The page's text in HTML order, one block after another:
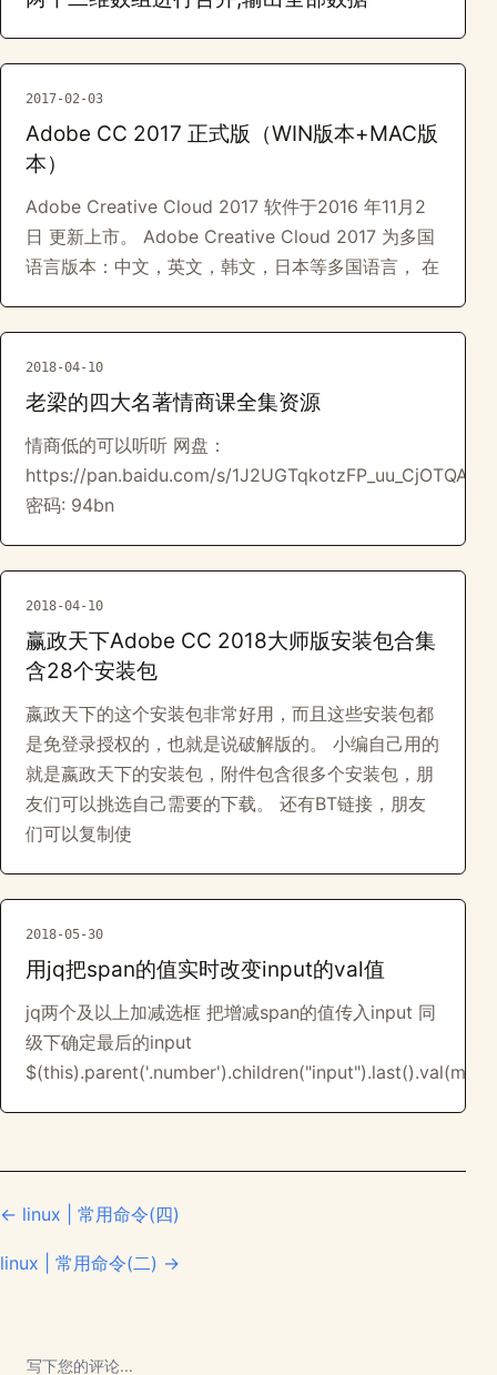
2017-02-03
Adobe CC 2017 正式版（WIN版本+MAC版
本）
Adobe Creative Cloud 2017 软件于2016 年11月2
日 更新上市。 Adobe Creative Cloud 2017 为多国
语言版本：中文，英文，韩文，日本等多国语言， 在
2018-04-10
老梁的四大名著情商课全集资源
情商低的可以听听 网盘：
https://pan.baidu.com/s/1J2UGTqkotzFP_uu_CjOTQA
密码: 94bn
2018-04-10
赢政天下Adobe CC 2018大师版安装包合集
含28个安装包
嬴政天下的这个安装包非常好用，而且这些安装包都
是免登录授权的，也就是说破解版的。 小编自己用的
就是嬴政天下的安装包，附件包含很多个安装包，朋
友们可以挑选自己需要的下载。 还有BT链接，朋友
们可以复制使
2018-05-30
用jq把span的值实时改变input的val值
jq两个及以上加减选框 把增减span的值传入input 同
级下确定最后的input
$(this).parent('.number').children("input").last().val(mm
← linux | 常用命令(四)
linux | 常用命令(二) →